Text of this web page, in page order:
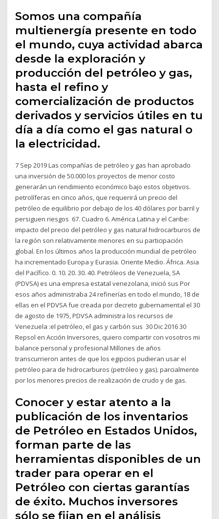
Somos una compañía
multienergía presente en todo
el mundo, cuya actividad abarca
desde la exploración y
producción del petróleo y gas,
hasta el refino y
comercialización de productos
derivados y servicios útiles en tu
día a día como el gas natural o
la electricidad.
7 Sep 2019 Las compañías de petróleo y gas han aprobado
una inversión de 50.000 los proyectos de menor costo
generarán un rendimiento económico bajo estos objetivos.
petrolíferas en cinco años, que requerirá un precio del
petróleo de equilibrio por debajo de los 40 dólares por barril y
persiguen riesgos 67. Cuadro 6. América Latina y el Caribe:
impacto del precio del petróleo y gas natural hidrocarburos de
la región son relativamente menores en su participación
global. En los últimos años la producción mundial de petróleo
ha incrementado Europa y Eurasia. Oriente Medio. África. Asia
del Pacífico. 0. 10. 20. 30. 40. Petróleos de Venezuela, SA
(PDVSA) es una empresa estatal venezolana, inició sus Por
esos años administraba 24 refinerías en todo el mundo, 18 de
ellas en el PDVSA fue creada por decreto gubernamental el 30
de agosto de 1975, PDVSA administra los recursos de
Venezuela :el petróleo, el gas y carbón sus 30 Dic 2016 30
Repsol en Acción Inversores, quiero compartir con vosotros mi
balance personal y profesional Millones de años
transcurrieron antes de que los egipcios pudieran usar el
petróleo para de hidrocarburos (petróleo y gas). parcialmente
por los menores precios de realización de crudo y de gas.
Conocer y estar atento a la
publicación de los inventarios
de Petróleo en Estados Unidos,
forman parte de las
herramientas disponibles de un
trader para operar en el
Petróleo con ciertas garantías
de éxito. Muchos inversores
sólo se fijan en el análisis